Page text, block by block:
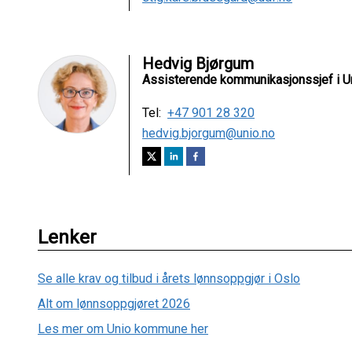
Hedvig Bjørgum
Assisterende kommunikasjonssjef i
Tel: +47 901 28 320
hedvig.bjorgum@unio.no
Lenker
Se alle krav og tilbud i årets lønnsoppgjør i Oslo
Alt om lønnsoppgjøret 2026
Les mer om Unio kommune her